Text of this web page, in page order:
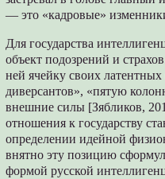
— это «кадровые»
Для государства
объект подозрений и
ней ячейку своих
диверсантов», «пятую
внешние силы [Зябликов,
отношения к государству
определении идейной
внятно эту позицию
формой русской